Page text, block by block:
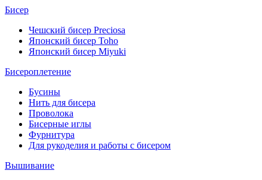
Бисер
Чешский бисер Preciosa
Японский бисер Toho
Японский бисер Miyuki
Бисероплетение
Бусины
Нить для бисера
Проволока
Бисерные иглы
Фурнитура
Для рукоделия и работы с бисером
Вышивание